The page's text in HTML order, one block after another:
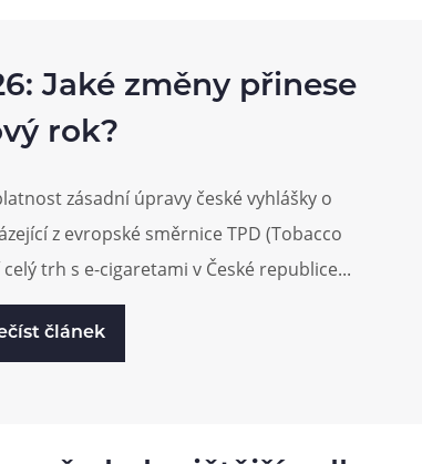
Jaké změny přinese
rok?
zásadní úpravy české vyhlášky o
z evropské směrnice TPD (Tobacco
trh s e-cigaretami v České republice...
článek